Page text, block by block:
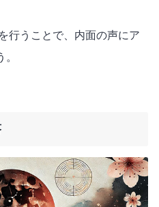
行うことで、内面の声にア